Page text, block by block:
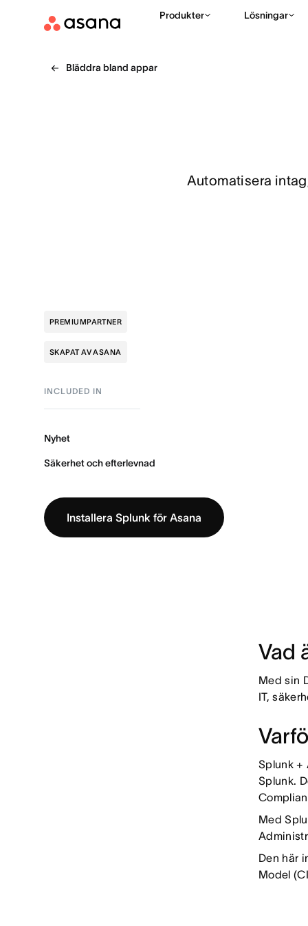
Produkter Lösningar
Bläddra bland appar
Automatisera
PREMIUMPARTNER
SKAPAT AV ASANA
INCLUDED IN
Nyhet
Säkerhet och efterlevnad
Installera Splunk för Asana
Vad
Med sin
IT,
Splunk +
Splunk.
Med
Den här
Model